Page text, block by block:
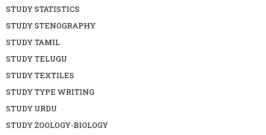
STUDY STATISTICS
STUDY STENOGRAPHY
STUDY TAMIL
STUDY TELUGU
STUDY TEXTILES
STUDY TYPE WRITING
STUDY URDU
STUDY ZOOLOGY-BIOLOGY